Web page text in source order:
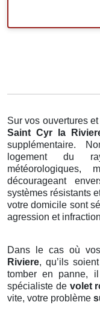
Sur vos ouvertures
Saint Cyr la
supplémentaire.
logement du
décourageant
systèmes résistants
votre domicile sont
agression et
Dans le cas où
Riviere, qu’ils
tomber en panne,
spécialiste de volet
vite, votre problème